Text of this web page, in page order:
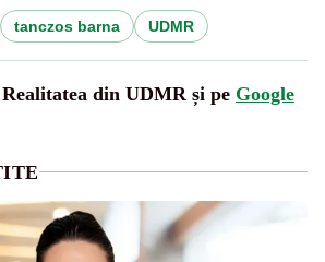
tanczos barna UDMR
din UDMR și pe Google